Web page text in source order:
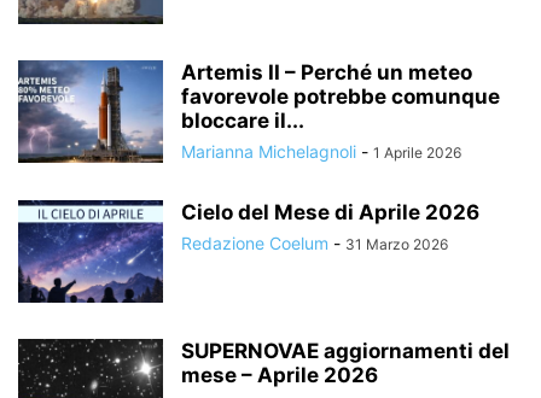
Artemis II – Perché un meteo
favorevole potrebbe comunque
bloccare il...
Marianna Michelagnoli - 1 Aprile 2026
Cielo del Mese di Aprile 2026
Redazione Coelum - 31 Marzo 2026
SUPERNOVAE aggiornamenti del
mese – Aprile 2026